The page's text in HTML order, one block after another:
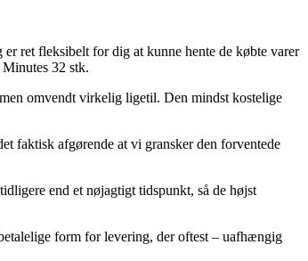
ret fleksibelt for dig at kunne hente de købte varer
32 stk.
omvendt virkelig ligetil. Den mindst kostelige
faktisk afgørende at vi gransker den forventede
end et nøjagtigt tidspunkt, så de højst
form for levering, der oftest – uafhængig